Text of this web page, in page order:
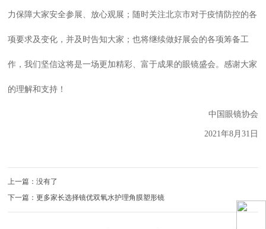
力保障大家安全参展、放心观展；随时关注北京市对于疫情防控的各
项要求及变化，并及时告知大家；也将继续做好展会的各项筹备工
作，我们坚信这将是一场更加精彩、富于成果的眼镜盛会。感谢大家
的理解和支持！
中国眼镜协会
2021年8月31日
上一篇：没有了
下一篇：更多家长选择镜优双氧水护理角膜塑形镜